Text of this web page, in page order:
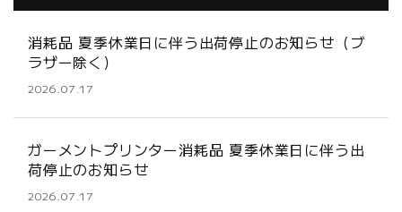
消耗品 夏季休業日に伴う出荷停止のお知らせ（ブ
ラザー除く）
2026.07.17
ガーメントプリンター消耗品 夏季休業日に伴う出
荷停止のお知らせ
2026.07.17